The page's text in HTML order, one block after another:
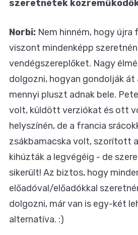
szeretnétek
Norbi: Nem hinném, hogy
viszont mindenképp
vendégszereplőket. Nagy
dolgozni, hogyan gondolják
mennyi pluszt adnak bele.
volt, küldött verziókat és ott
helyszínén, de a francia
zsákbamacska volt, szorított
kihúzták a legvégéig - de
sikerült! Az biztos, hogy
előadóval/előadókkal
dolgozni, már van is egy-két
alternatíva. :)